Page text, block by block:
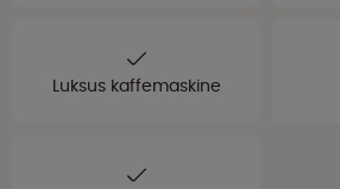
Luksus kaffemaskine